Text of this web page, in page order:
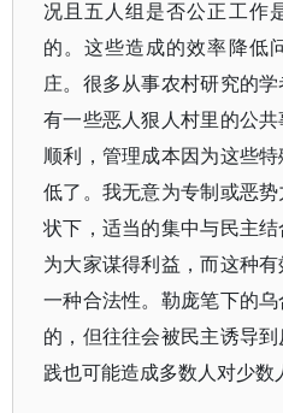
况且五人组是否公正工作
的。这些造成的效率降低
庄。很多从事农村研究的
有一些恶人狠人村里的公
顺利，管理成本因为这些
低了。我无意为专制或恶
状下，适当的集中与民主
为大家谋得利益，而这种
一种合法性。勒庞笔下的
的，但往往会被民主诱导
践也可能造成多数人对少数